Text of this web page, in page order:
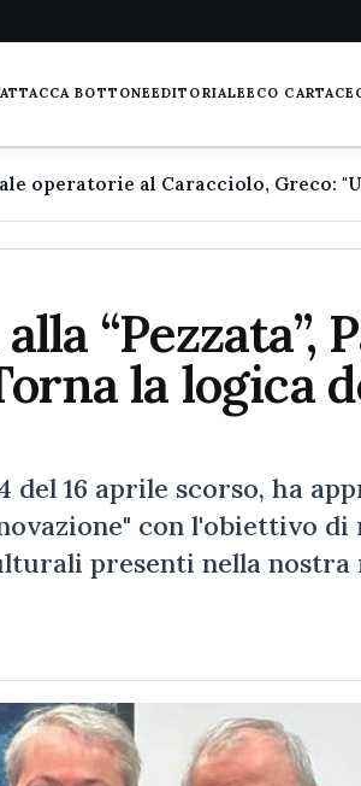
BOTTONEEDITORIALEECO
“Pezzata”,
la logica
del 16 aprile scorso, ha
con l'obiettivo di
presenti nella nostra